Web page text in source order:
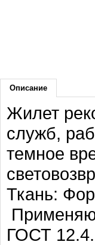
Описание
Жилет
служб,
темное
Ткань:
ГОСТ